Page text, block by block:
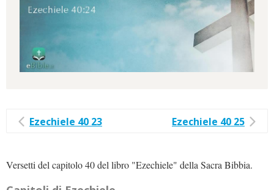
Ezechiele 40 23 Ezechiele 40 25
Versetti del capitolo 40 del libro "Ezechiele" della Sacra Bibbia.